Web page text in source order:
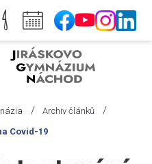
/ Archiv článků /
Covid-19